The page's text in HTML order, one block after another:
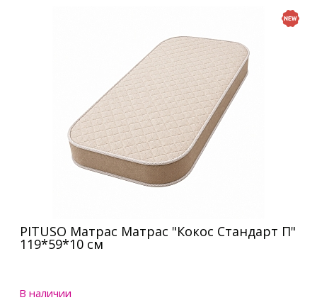
PITUSO Матрас Матрас "Кокос Стандарт П"
119*59*10 см
В наличии